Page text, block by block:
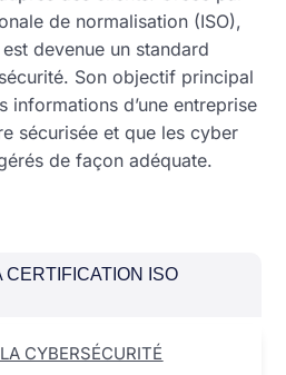
de normalisation (ISO),
est devenue un standard
Son objectif principal
informations d’une entreprise
sécurisée et que les cyber
de façon adéquate.
ISO
CYBERSÉCURITÉ